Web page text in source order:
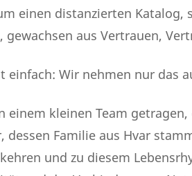
einen distanzierten Katalog,
aus Vertrauen,
einfach: Wir nehmen nur das
einem kleinen Team
dessen Familie aus Hvar
und zu diesem